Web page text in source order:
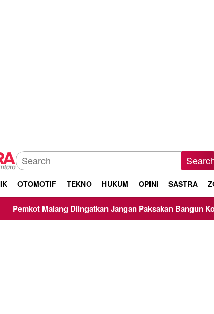
OTOMOTIF TEKNO HUKUM OPINI SASTRA
Diingatkan Jangan Paksakan Bangun Koperasi